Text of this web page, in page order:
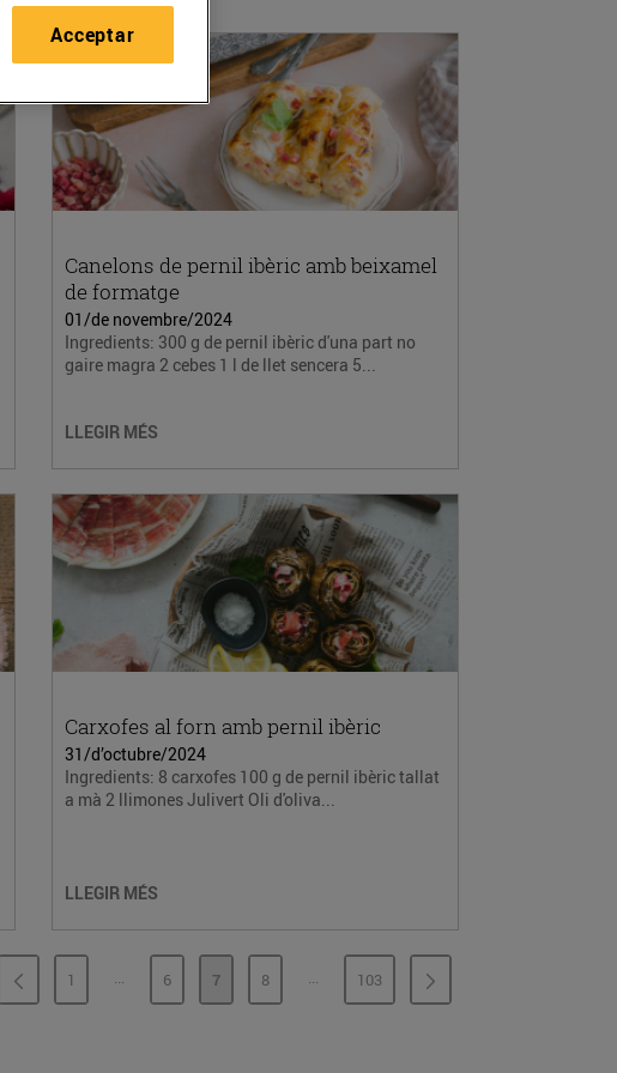
Canelons de pernil ibèric amb beixamel
de formatge
01/de novembre/2024
Ingredients: 300 g de pernil ibèric d'una part no
gaire magra 2 cebes 1 l de llet sencera 5...
LLEGIR MÉS
Carxofes al forn amb pernil ibèric
31/d’octubre/2024
Ingredients: 8 carxofes 100 g de pernil ibèric tallat
a mà 2 llimones Julivert Oli d'oliva...
LLEGIR MÉS
PÀGINA
1 ...PÀGINES INTERMÈDIES
PÀGINA
6 PÀGINA
7 PÀGINA
8 ...PÀGINES INTERMÈDIES
PÀGINA
103
Acceptar